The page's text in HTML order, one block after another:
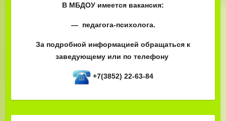
В МБДОУ имеется вакансия:
— педагога-психолога.
За подробной информацией обращаться к
заведующему или по телефону
+7(3852) 22-63-84